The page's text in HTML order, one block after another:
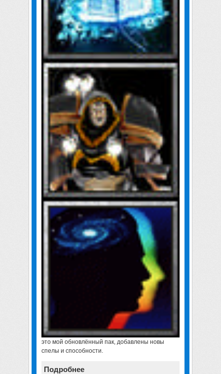
это мой обновлённый пак, добавлены новы
спелы и способности.
Подробнее